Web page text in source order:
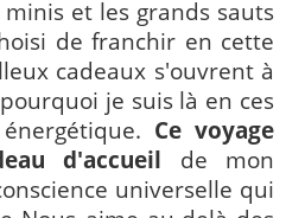
et les grands sauts
de franchir en cette
cadeaux s'ouvrent à
je suis là en ces
Ce voyage
d'accueil de mon
universelle qui